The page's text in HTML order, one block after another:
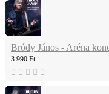
Bródy János - Aréna
3 990 Ft